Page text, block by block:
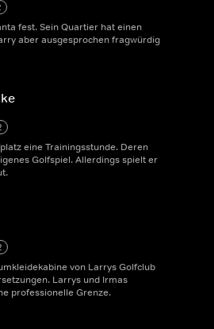
fest. Sein Quartier hat einen
aber ausgesprochen fragwürdig
eine Trainingsstunde. Deren
Golfspiel. Allerdings spielt er
von Larrys Golfclub
Larrys und Irmas
professionelle Grenze.